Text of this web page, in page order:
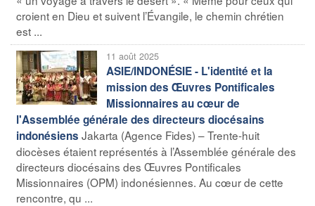
croient en Dieu et suivent l’Évangile, le chemin chrétien
est ...
11 août 2025
ASIE/INDONÉSIE - L'identité et la
mission des Œuvres Pontificales
Missionnaires au cœur de
l'Assemblée générale des directeurs diocésains
indonésiens Jakarta (Agence Fides) – Trente-huit
diocèses étaient représentés à l’Assemblée générale des
directeurs diocésains des Œuvres Pontificales
Missionnaires (OPM) indonésiennes. Au cœur de cette
rencontre, qu ...